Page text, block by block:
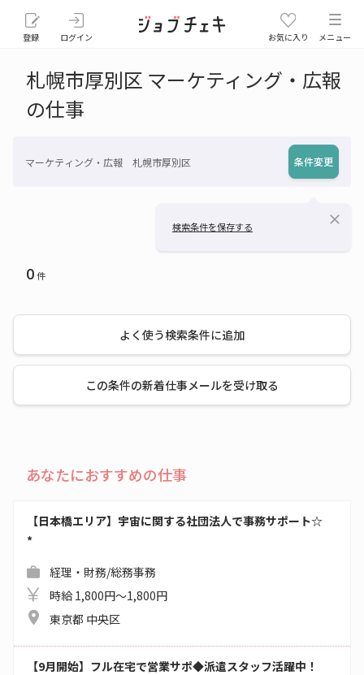
登録 ログイン お気に入り メニュー
札幌市厚別区 マーケティング・広報
の仕事
マーケティング・広報 札幌市厚別区 条件変更
検索条件を保存する close
0件
よく使う検索条件に追加
この条件の新着仕事メールを受け取る
あなたにおすすめの仕事
【日本橋エリア】宇宙に関する社団法人で事務サポート☆
*
経理・財務/総務事務
時給 1,800円～1,800円
東京都 中央区
【9月開始】フル在宅で営業サポ◆派遣スタッフ活躍中！